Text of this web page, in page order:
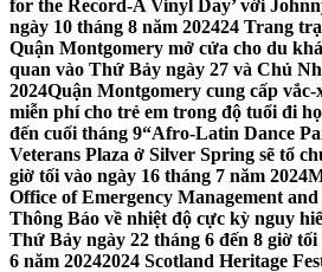
for the Record-A Vinyl Day’ với
ngày 10 tháng 8 năm 202424 Trang
Quận Montgomery mở cửa cho du
quan vào Thứ Bảy ngày 27 và Chủ
2024Quận Montgomery cung cấp vắc-
miễn phí cho trẻ em trong độ tuổi đi
đến cuối tháng 9“Afro-Latin Dance
Veterans Plaza ở Silver Spring sẽ tổ
giờ tối vào ngày 16 tháng 7 năm 2024
Office of Emergency Management
Thông Báo về nhiệt độ cực kỳ nguy
Thứ Bảy ngày 22 tháng 6 đến 8 giờ
6 năm 20242024 Scotland Heritage